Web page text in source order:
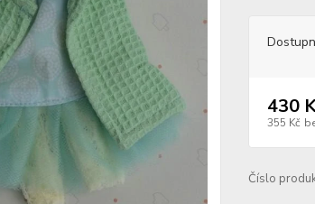
430
355 Kč
Číslo